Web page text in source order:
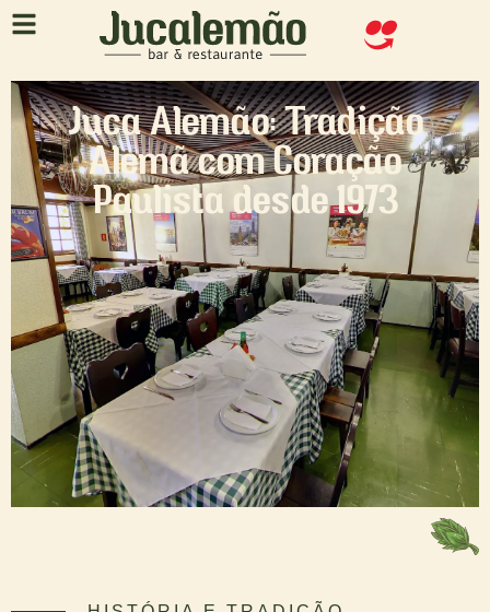
Juca Alemão: Tradição
Alemã com Coração
Paulista desde 1973